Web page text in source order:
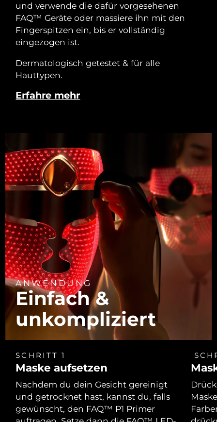
und verwende die dafür vorgesehenen
FAQ™ Geräte oder massiere ihn mit den
Fingerspitzen ein, bis er vollständig
eingezogen ist.
Dermatologisch getestet & für alle
Hauttypen.
Erfahre mehr
ANWENDUNG
Einfach &
unkompliziert
SCHRITT 1
Maske aufsetzen
Nachdem du dein Gesicht gereinigt
und getrocknet hast, kannst du, falls
gewünscht, den FAQ™ P1 Primer